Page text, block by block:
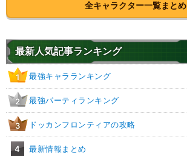
全キャラクター一覧まとめ
最新人気記事ランキング
1 最強キャラランキング
2 最強パーティランキング
3 ドッカンフロンティアの攻略
4 最新情報まとめ